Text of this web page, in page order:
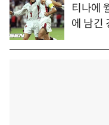
티나에
에 남긴